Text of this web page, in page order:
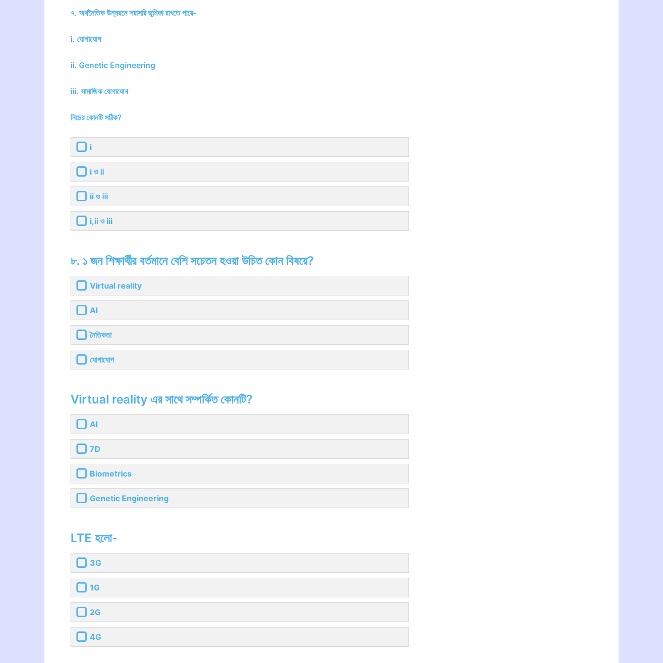
৭. অর্থনৈতিক উন্নয়নে সরাসরি ভূমিকা রাখতে পারে-
i. যোগাযোগ
ii. Genetic Engineering
iii. সামাজিক যোগাযোগ
নিচের কোনটি সঠিক?
i
i ও ii
ii ও iii
i,ii ও iii
৮. ১ জন শিক্ষার্থীর বর্তমানে বেশি সচেতন হওয়া উচিত কোন বিষয়ে?
Virtual reality
Al
নৈতিকতা
যোগাযোগ
Virtual reality এর সাথে সম্পর্কিত কোনটি?
Al
7D
Biometrics
Genetic Engineering
LTE হলো-
3G
1G
2G
4G